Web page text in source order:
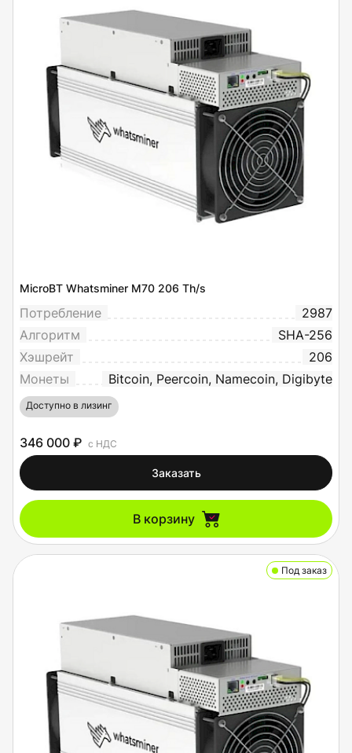
MicroBT Whatsminer M70 206 Th/s
Потребление
2987
Алгоритм
SHA-256
Хэшрейт
206
Монеты
Bitcoin, Peercoin, Namecoin, Digibyte
Доступно в лизинг
346 000 ₽ с НДС
Заказать
В корзину
Под заказ